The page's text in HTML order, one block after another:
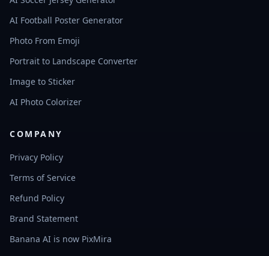
AI Football Poster Generator
Photo From Emoji
Portrait to Landscape Converter
Image to Sticker
AI Photo Colorizer
COMPANY
Privacy Policy
Terms of Service
Refund Policy
Brand Statement
Banana AI is now PixMira